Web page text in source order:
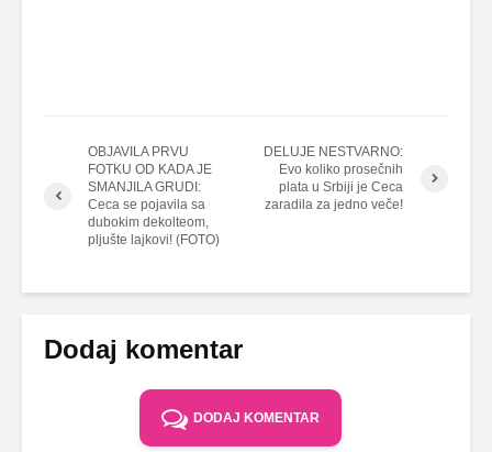
OBJAVILA PRVU
FOTKU OD KADA JE
SMANJILA GRUDI:
Ceca se pojavila sa
dubokim dekolteom,
pljušte lajkovi! (FOTO)
DELUJE NESTVARNO:
Evo koliko prosečnih
plata u Srbiji je Ceca
zaradila za jedno veče!
Dodaj komentar
DODAJ KOMENTAR